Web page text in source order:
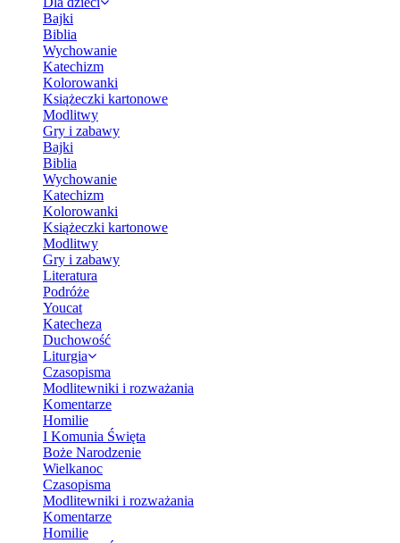
Bajki
Biblia
Wychowanie
Katechizm
Kolorowanki
Książeczki kartonowe
Modlitwy
Gry i zabawy
Bajki
Biblia
Wychowanie
Katechizm
Kolorowanki
Książeczki kartonowe
Modlitwy
Gry i zabawy
Literatura
Podróże
Youcat
Katecheza
Duchowość
Liturgia
Czasopisma
Modlitewniki i rozważania
Komentarze
Homilie
I Komunia Święta
Boże Narodzenie
Wielkanoc
Czasopisma
Modlitewniki i rozważania
Komentarze
Homilie